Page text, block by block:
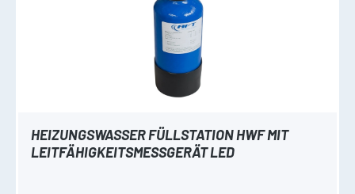
HEIZUNGSWASSER FÜLLSTATION HWF MIT
LEITFÄHIGKEITSMESSGERÄT LED